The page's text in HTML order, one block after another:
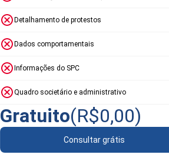
Detalhamento de protestos
Dados comportamentais
Informações do SPC
Quadro societário e administrativo
Gratuito(R$0,00)
Consultar grátis